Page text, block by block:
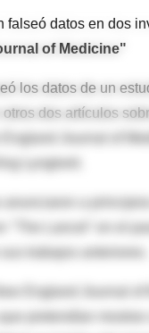
falseó datos en dos
of Medicine"
los datos de un
dos artículos
England Journal of
Lyngtveit.
anunciaron a
"The Lancet" en el
trabajos anteriores.
England Journal
pretendían